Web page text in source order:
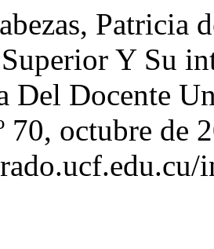
Y Su
Del Docente
70, octubre de